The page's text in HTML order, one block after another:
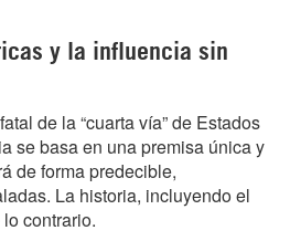
y la influencia sin
de la “cuarta vía” de Estados
se basa en una premisa única y
de forma predecible,
La historia, incluyendo el
contrario.